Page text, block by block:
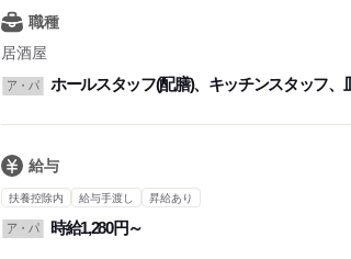
・学生さん…
学校終わりにバイト。
駅直通だから無駄な時間なし！
曜日や時間などお気軽にご相談下さい◎
職種
居酒屋
ア・パ ホールスタッフ(配膳)、キッチンスタッフ、
給与
扶養控除内 給与手渡し 昇給あり
ア・パ 時給1,280円～